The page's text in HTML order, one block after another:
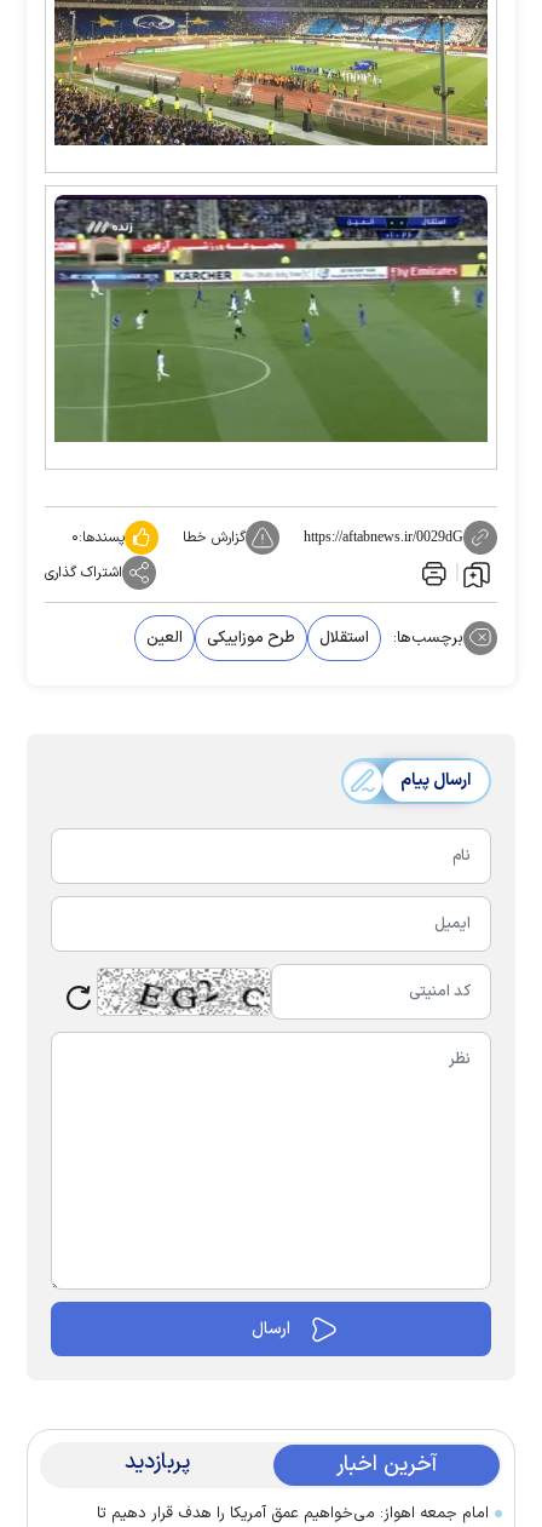
https://aftabnews.ir/0029dG گزارش خطا پسندها:۰
اشتراک گذاری
برچسب‌ها: استقلال طرح موزاییکی العین
ارسال پیام
آخرین اخبار پربازدید
امام جمعه اهواز: می‌خواهیم عمق آمریکا را هدف قرار دهیم تا